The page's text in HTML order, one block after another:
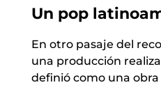
Un pop
En otro pasaje del
una producción
definió como una